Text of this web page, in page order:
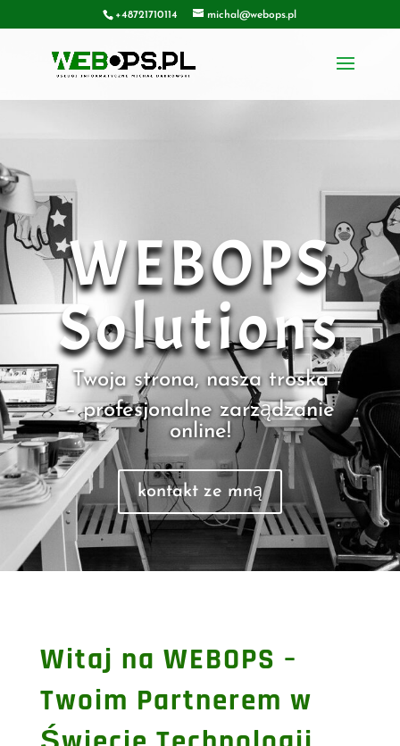
+48721710114 michal@webops.pl
WEBOPS
Solutions
Twoja strona, nasza troska
– profesjonalne zarządzanie
online!
kontakt ze mną
Witaj na WEBOPS –
Twoim Partnerem w